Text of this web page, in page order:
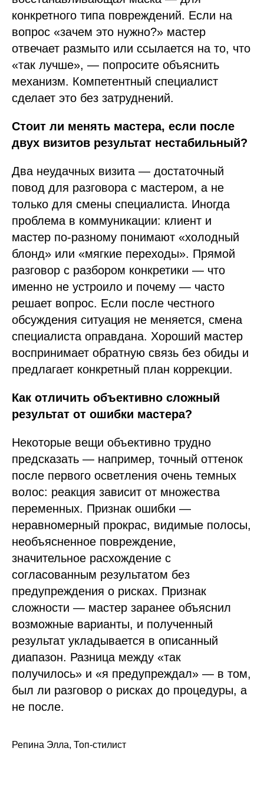
конкретного типа повреждений. Если на
вопрос «зачем это нужно?» мастер
отвечает размыто или ссылается на то, что
«так лучше», — попросите объяснить
механизм. Компетентный специалист
сделает это без затруднений.
Стоит ли менять мастера, если после
двух визитов результат нестабильный?
Два неудачных визита — достаточный
повод для разговора с мастером, а не
только для смены специалиста. Иногда
проблема в коммуникации: клиент и
мастер по-разному понимают «холодный
блонд» или «мягкие переходы». Прямой
разговор с разбором конкретики — что
именно не устроило и почему — часто
решает вопрос. Если после честного
обсуждения ситуация не меняется, смена
специалиста оправдана. Хороший мастер
воспринимает обратную связь без обиды и
предлагает конкретный план коррекции.
Как отличить объективно сложный
результат от ошибки мастера?
Некоторые вещи объективно трудно
предсказать — например, точный оттенок
после первого осветления очень темных
волос: реакция зависит от множества
переменных. Признак ошибки —
неравномерный прокрас, видимые полосы,
необъясненное повреждение,
значительное расхождение с
согласованным результатом без
предупреждения о рисках. Признак
сложности — мастер заранее объяснил
возможные варианты, и полученный
результат укладывается в описанный
диапазон. Разница между «так
получилось» и «я предупреждал» — в том,
был ли разговор о рисках до процедуры, а
не после.
Репина Элла, Топ-стилист